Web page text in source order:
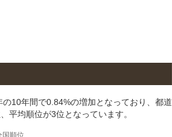
10年間で0.84%の増加となっており、都道
平均順位が3位となっています。